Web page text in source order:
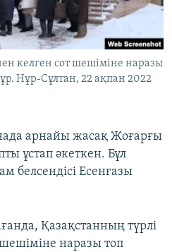
келген сот шешіміне наразы
Нұр-Сұлтан, 22 ақпан 2022
арнайы жасақ Жоғарғы
ұстап әкеткен. Бұл
белсендісі Есенғазы
Қазақстанның түрлі
наразы топ